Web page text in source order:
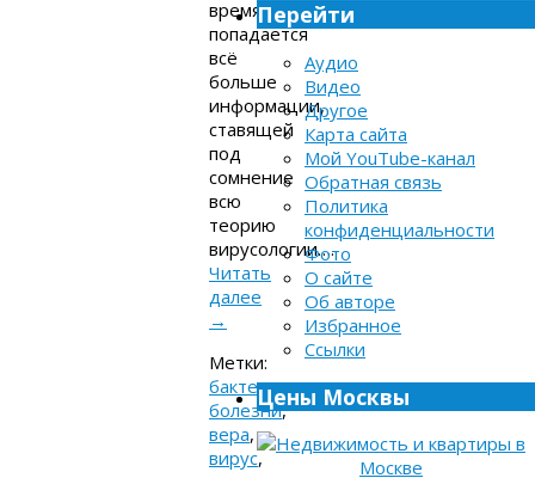
время
попадается
всё
больше
информации,
ставящей
под
сомнение
всю
теорию
вирусологии….
Читать
далее
→
Метки:
бактерии,
болезни,
вера,
вирус,
Перейти
Аудио
Видео
Другое
Карта сайта
Мой YouTube-канал
Обратная связь
Политика
конфиденциальности
Фото
О сайте
Об авторе
Избранное
Ссылки
Цены Москвы